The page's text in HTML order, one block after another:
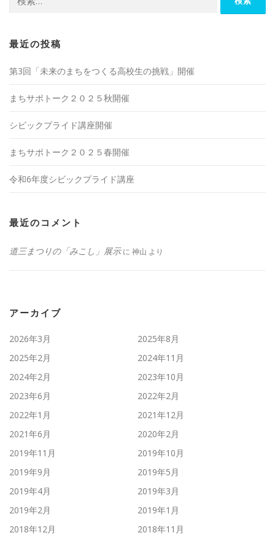
索:
最近の投稿
第3回「未来のまちをつくる高校生の挑戦」開催
まちサポトーク２０２５秋開催
シビックプライド講座開催
まちサポトーク２０２５春開催
令和6年度シビックプライド講座
最近のコメント
道三まつりの「みこし」展示に 神山 より
アーカイブ
2026年3月
2025年8月
2025年2月
2024年11月
2024年2月
2023年10月
2023年6月
2022年2月
2022年1月
2021年12月
2021年6月
2020年2月
2019年11月
2019年10月
2019年9月
2019年5月
2019年4月
2019年3月
2019年2月
2019年1月
2018年12月
2018年11月